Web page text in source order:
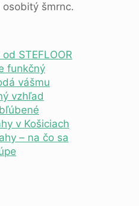
šmrnc.
STEFLOOR
funkčný
vášmu
vzhľad
v Košiciach
– na čo sa